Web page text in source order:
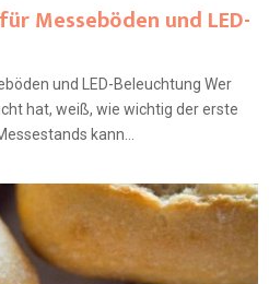
Messeböden und LED-
und LED-Beleuchtung Wer
hat, weiß, wie wichtig der erste
kann...